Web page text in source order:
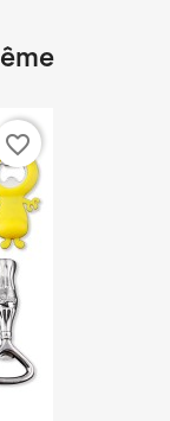
favorite_border